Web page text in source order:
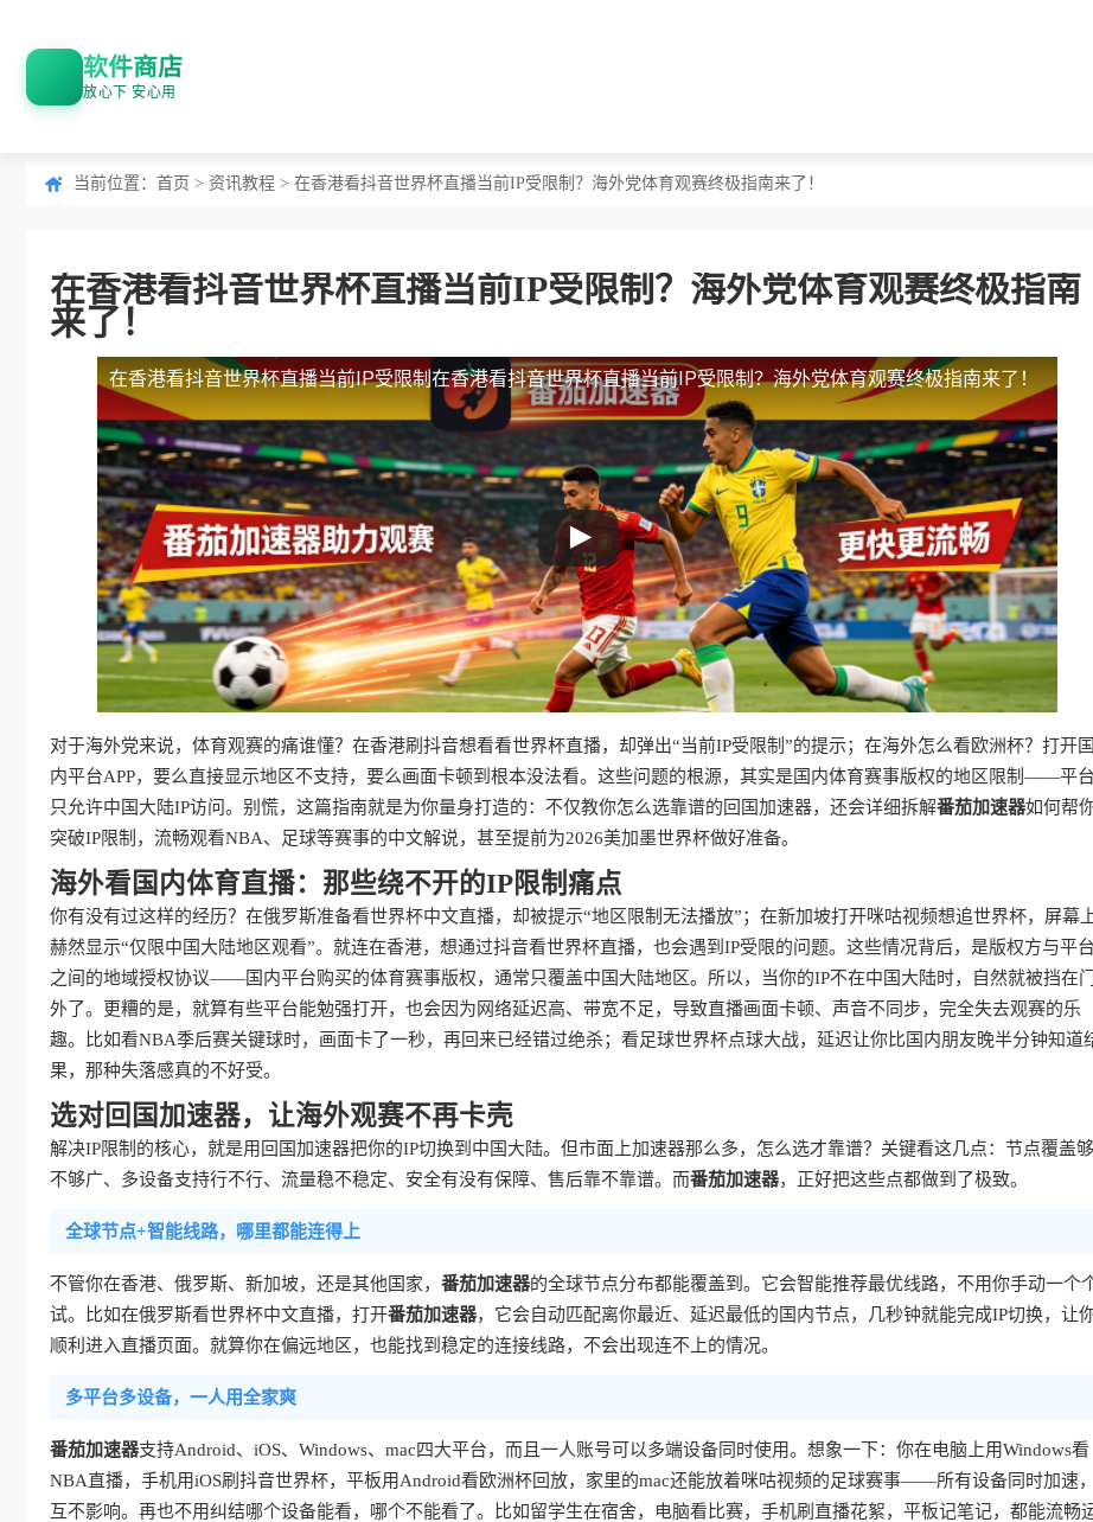
软件商店
放心下 安心用
当前位置： 首页 > 资讯教程 > 在香港看抖音世界杯直播当前IP受限制？海外党体育观赛终极指南来了！
在香港看抖音世界杯直播当前IP受限制？海外党体育观赛终极指南
来了！
在香港看抖音世界杯直播当前IP受限制在香港看抖音世界杯直播当前IP受限制？海外党体育观赛终极指南来了！
对于海外党来说，体育观赛的痛谁懂？在香港刷抖音想看看世界杯直播，却弹出“当前IP受限制”的提示；在海外怎么看欧洲杯？打开国
内平台APP，要么直接显示地区不支持，要么画面卡顿到根本没法看。这些问题的根源，其实是国内体育赛事版权的地区限制——平台
只允许中国大陆IP访问。别慌，这篇指南就是为你量身打造的：不仅教你怎么选靠谱的回国加速器，还会详细拆解番茄加速器如何帮
突破IP限制，流畅观看NBA、足球等赛事的中文解说，甚至提前为2026美加墨世界杯做好准备。
海外看国内体育直播：那些绕不开的IP限制痛点
你有没有过这样的经历？在俄罗斯准备看世界杯中文直播，却被提示“地区限制无法播放”；在新加坡打开咪咕视频想追世界杯，屏幕
赫然显示“仅限中国大陆地区观看”。就连在香港，想通过抖音看世界杯直播，也会遇到IP受限的问题。这些情况背后，是版权方与平台
之间的地域授权协议——国内平台购买的体育赛事版权，通常只覆盖中国大陆地区。所以，当你的IP不在中国大陆时，自然就被挡在门
外了。更糟的是，就算有些平台能勉强打开，也会因为网络延迟高、带宽不足，导致直播画面卡顿、声音不同步，完全失去观赛的乐
趣。比如看NBA季后赛关键球时，画面卡了一秒，再回来已经错过绝杀；看足球世界杯点球大战，延迟让你比国内朋友晚半分钟知道
果，那种失落感真的不好受。
选对回国加速器，让海外观赛不再卡壳
解决IP限制的核心，就是用回国加速器把你的IP切换到中国大陆。但市面上加速器那么多，怎么选才靠谱？关键看这几点：节点覆盖够
不够广、多设备支持行不行、流量稳不稳定、安全有没有保障、售后靠不靠谱。而番茄加速器，正好把这些点都做到了极致。
全球节点+智能线路，哪里都能连得上
不管你在香港、俄罗斯、新加坡，还是其他国家， 番茄加速器的全球节点分布都能覆盖到。它会智能推荐最优线路，不用你手动一个
试。比如在俄罗斯看世界杯中文直播，打开番茄加速器，它会自动匹配离你最近、延迟最低的国内节点，几秒钟就能完成IP切换，让
顺利进入直播页面。就算你在偏远地区，也能找到稳定的连接线路，不会出现连不上的情况。
多平台多设备，一人用全家爽
番茄加速器支持Android、iOS、Windows、mac四大平台，而且一人账号可以多端设备同时使用。想象一下：你在电脑上用Windows看
NBA直播，手机用iOS刷抖音世界杯，平板用Android看欧洲杯回放，家里的mac还能放着咪咕视频的足球赛事——所有设备同时加速，
互不影响。再也不用纠结哪个设备能看，哪个不能看了。比如留学生在宿舍，电脑看比赛，手机刷直播花絮，平板记笔记，都能流畅